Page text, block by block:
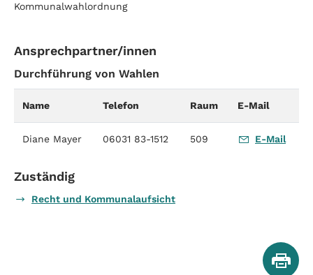
Kommunalwahlordnung
Ansprechpartner/innen
Durchführung von Wahlen
Name Telefon Raum E-Mail
Diane Mayer 06031 83-1512 509 E-Mail
Zuständig
Recht und Kommunalaufsicht